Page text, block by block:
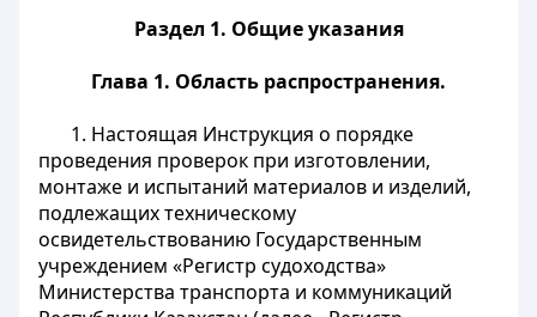
Раздел 1. Общие указания
Глава 1. Область распространения.
1. Настоящая Инструкция о порядке
проведения проверок при изготовлении,
монтаже и испытаний материалов и изделий,
подлежащих техническому
освидетельствованию Государственным
учреждением «Регистр судоходства»
Министерства транспорта и коммуникаций